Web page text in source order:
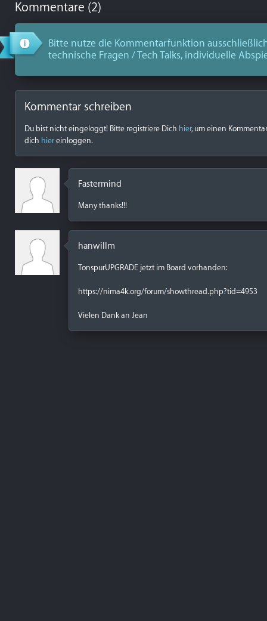
Kommentare (2)
Bitte nutze die Kommentarfunktion
technische Fragen / Tech Talks, individuelle
Kommentar schreiben
Du bist nicht eingeloggt! Bitte registriere Dich hier, um einen
dich hiereinloggen.
Fastermind
Many thanks!!!
hanwillm
TonspurUPGRADE jetzt im Board vorhanden:
https://nima4k.org/forum/showthread.php?tid=4953
Vielen Dank an Jean